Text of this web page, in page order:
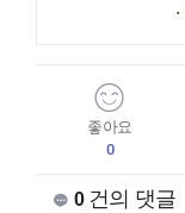
좋아요
0
0건의 댓글